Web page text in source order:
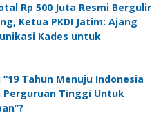
Rp 500 Juta Resmi Bergulir
Ketua PKDI Jatim: Ajang
Kades untuk
Tahun Menuju Indonesia
Perguruan Tinggi Untuk